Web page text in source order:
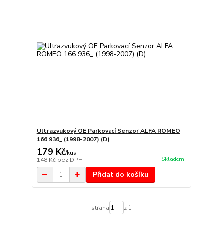
Ultrazvukový OE Parkovací Senzor ALFA ROMEO
166 936_ (1998-2007) (D)
179 Kč/kus
148 Kč bez DPH Skladem
Přidat do košíku
strana z 1